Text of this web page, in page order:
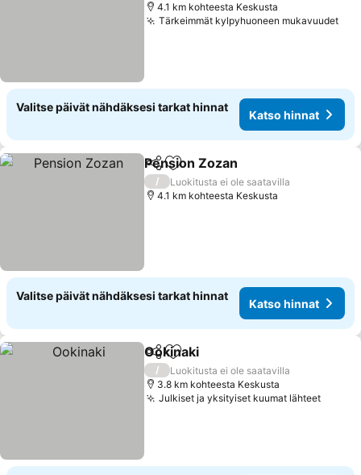
4.1 km kohteesta Keskusta
Tärkeimmät kylpyhuoneen mukavuudet
Valitse päivät nähdäksesi tarkat hinnat
Katso hinnat
Jaa Lisää suosikkeihin
Pension Zozan
/
Luokitusta ei ole saatavilla
4.1 km kohteesta Keskusta
Valitse päivät nähdäksesi tarkat hinnat
Katso hinnat
Jaa Lisää suosikkeihin
Ookinaki
/
Luokitusta ei ole saatavilla
3.8 km kohteesta Keskusta
Julkiset ja yksityiset kuumat lähteetKatso